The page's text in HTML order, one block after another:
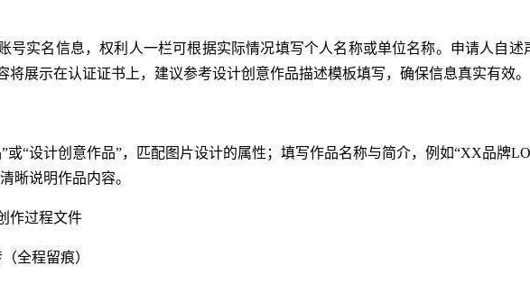
号实名信息，权利人一栏可根据实际情况填写个人名称或单位名称。申请人自述
将展示在认证证书上，建议参考设计创意作品描述模板填写，确保信息真实有效。
或“设计创意作品”，匹配图片设计的属性；填写作品名称与简介，例如“XX品牌
晰说明作品内容。
作过程文件
全程留痕）